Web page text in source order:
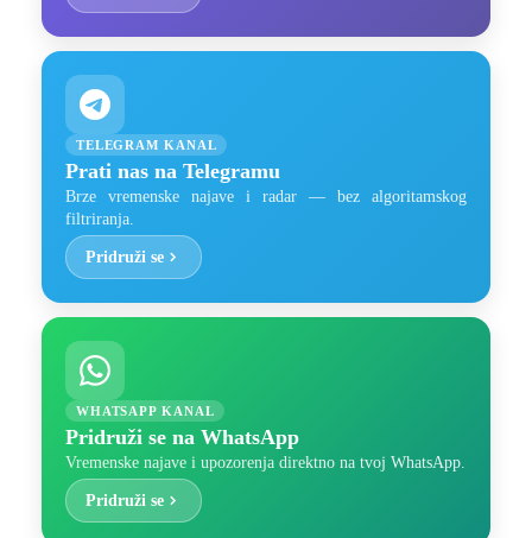
TELEGRAM KANAL
Prati nas na Telegramu
Brze vremenske najave i radar — bez algoritamskog
filtriranja.
Pridruži se
WHATSAPP KANAL
Pridruži se na WhatsApp
Vremenske najave i upozorenja direktno na tvoj WhatsApp.
Pridruži se